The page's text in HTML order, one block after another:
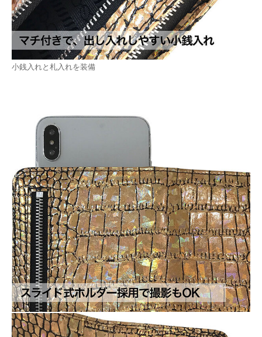
小銭入れと札入れを装備